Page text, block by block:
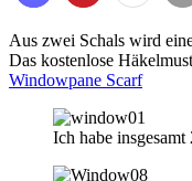
Aus zwei Schals wird
Das kostenlose
Windowpane Scarf
Ich habe